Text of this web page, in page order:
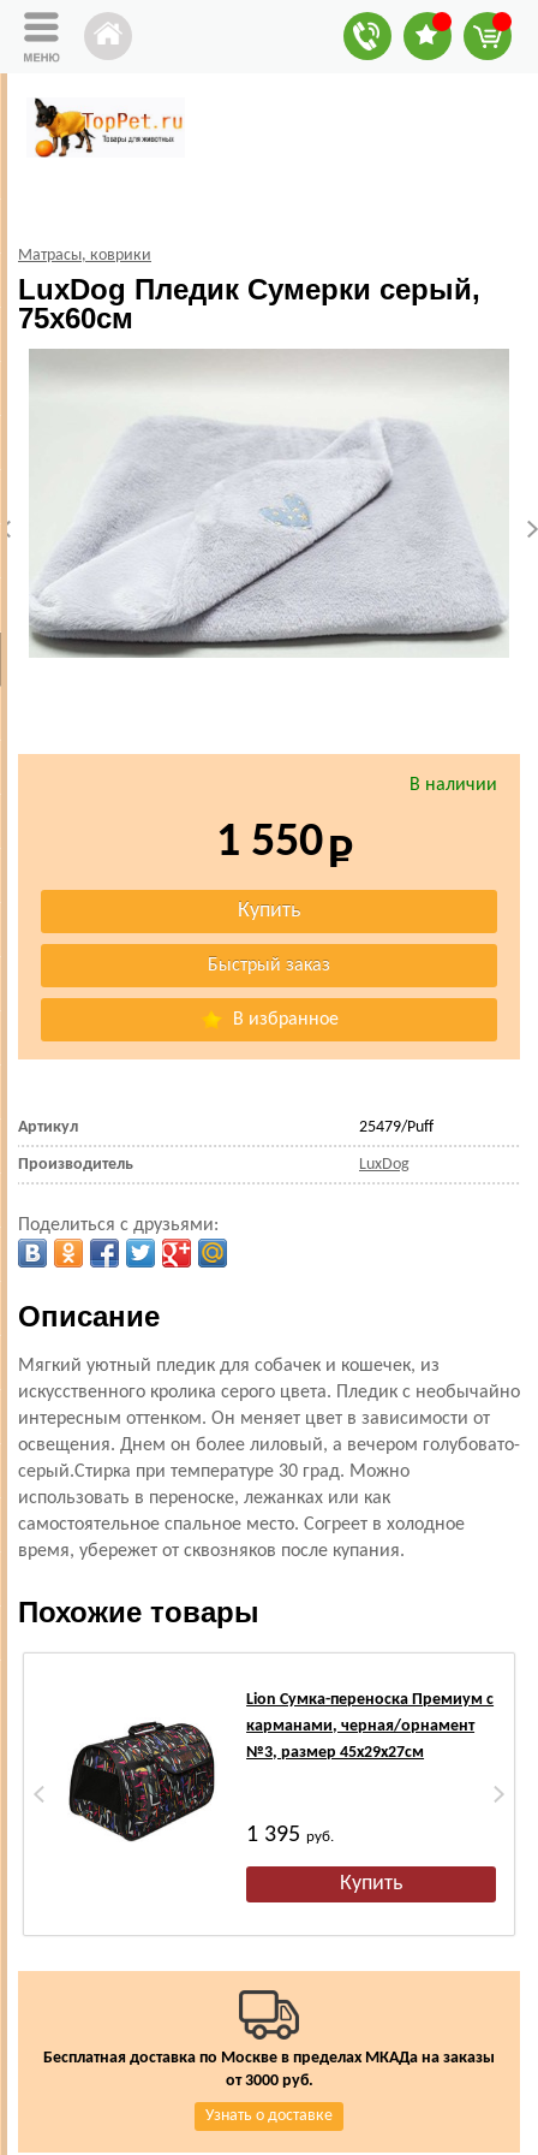
Матрасы, коврики
LuxDog Пледик Сумерки серый,
75х60см
В наличии
1 550
В избранное
Артикул 25479/Puff
Производитель LuxDog
Поделиться с друзьями:
Описание
Мягкий уютный пледик для собачек и кошечек, из
искусственного кролика серого цвета. Пледик с необычайно
интересным оттенком. Он меняет цвет в зависимости от
освещения. Днем он более лиловый, а вечером голубовато-
серый.Стирка при температуре 30 град. Можно
использовать в переноске, лежанках или как
самостоятельное спальное место. Согреет в холодное
время, убережет от сквозняков после купания.
Похожие товары
Lion Сумка-переноска Премиум с
карманами, черная/орнамент
№3, размер 45х29х27см
1 395руб.
Бесплатная доставка по Москве в пределах МКАДа на заказы
от 3000 руб.
Узнать о доставке